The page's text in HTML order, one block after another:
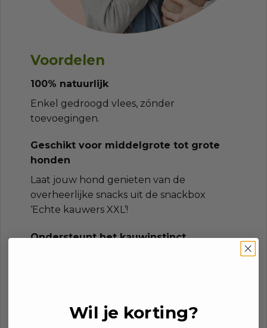
Voordelen
100% natuurlijk
Enkel gedroogd vlees, zónder
toevoegingen.
Geschikt voor middelgrote tot grote
honden
Laat jouw hond genieten van de
overheerlijke snacks uit de snackbox
‘Echte kauwers XXL’!
Ondersteunt het kauwinstinct
Licht verteerbaar
Wil je korting?